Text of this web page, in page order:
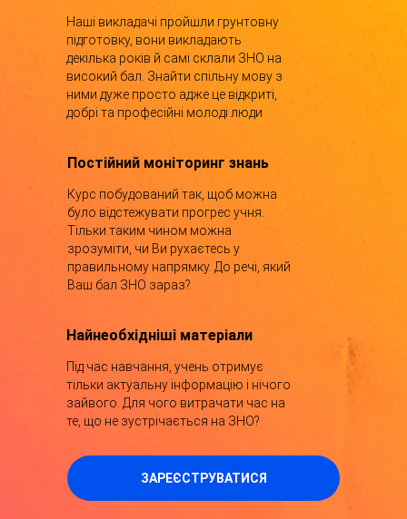
ЗАРЕЄСТРУВАТИСЯ
Наші викладачі пройшли грунтовну
підготовку, вони викладають
декілька років й самі склали ЗНО на
високий бал. Знайти спільну мову з
ними дуже просто адже це відкриті,
добрі та професійні молоді люди
Курс побудований так, щоб можна
було відстежувати прогрес учня.
Тільки таким чином можна
зрозуміти, чи Ви рухаєтесь у
правильному напрямку. До речі, який
Ваш бал ЗНО зараз?
Під час навчання, учень отримує
тільки актуальну інформацію і нічого
зайвого. Для чого витрачати час на
те, що не зустрічається на ЗНО?
Постійний моніторинг знань
Найнеобхідніші матеріали